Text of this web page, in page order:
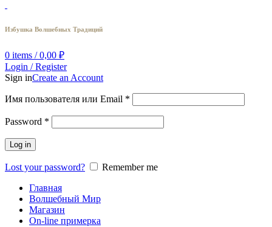
Избушка Волшебных Традиций
0 items / 0,00 ₽
Login / Register
Sign inCreate an Account
Имя пользователя или Email *
Password *
Log in
Lost your password?
Remember me
Главная
Волшебный Мир
Магазин
On-line примерка